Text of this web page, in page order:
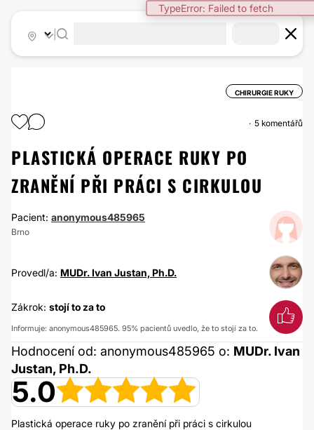
TypeError: Failed to fetch
CHIRURGIE RUKY
5 komentářů
PLASTICKÁ OPERACE RUKY PO
ZRANĚNÍ PŘI PRÁCI S CIRKULOU
Pacient: anonymous485965
Brno
Provedl/a: MUDr. Ivan Justan, Ph.D.
Zákrok: stojí to za to
Informuje: anonymous485965. 95% pacientů uvedlo, že to stojí za to.
Hodnocení od: anonymous485965 o: MUDr. Ivan
Justan, Ph.D.
5.0
Plastická operace ruky po zranění při práci s cirkulou